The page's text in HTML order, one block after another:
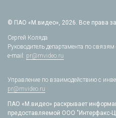
© ПАО «М.видео», 2026. Все права
Сергей Коляда
Руководитель департамента по
e-mail: pr@mvideo.ru
Управление по взаимодействию с
pr@mvideo.ru
ПАО «М.видео» раскрывает
предоставляемой ООО